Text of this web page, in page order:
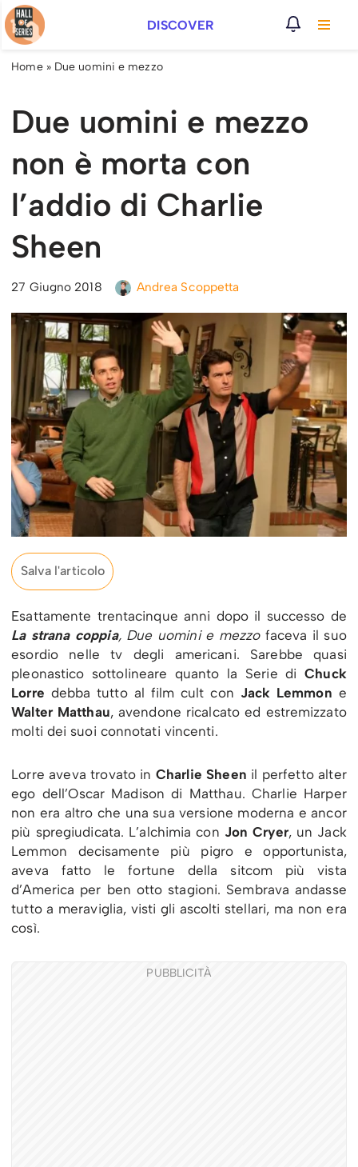
Vai
al
DISCOVER
Home» Due uomini e mezzo
Due uomini e mezzo
non è morta con
l’addio di Charlie
Sheen
27 Giugno 2018 Andrea Scoppetta
Salva l'articolo
Esattamente trentacinque anni dopo il successo de
La strana coppia, Due uomini e mezzofaceva il suo
esordio nelle tv degli americani. Sarebbe quasi
pleonastico sottolineare quanto la Serie diChuck
Lorre debba tutto al film cult con Jack Lemmon e
Walter Matthau, avendone ricalcato ed estremizzato
molti dei suoi connotati vincenti.
Lorre aveva trovato in Charlie Sheen il perfetto alter
ego dell’Oscar Madison di Matthau. Charlie Harper
non era altro che una sua versione moderna e ancor
più spregiudicata. L’alchimia con Jon Cryer, un Jack
Lemmon decisamente più pigro e opportunista,
aveva fatto le fortune della sitcom più vista
d’America per ben otto stagioni. Sembrava andasse
tutto a meraviglia, visti gli ascolti stellari, ma non era
così.
PUBBLICITÀ